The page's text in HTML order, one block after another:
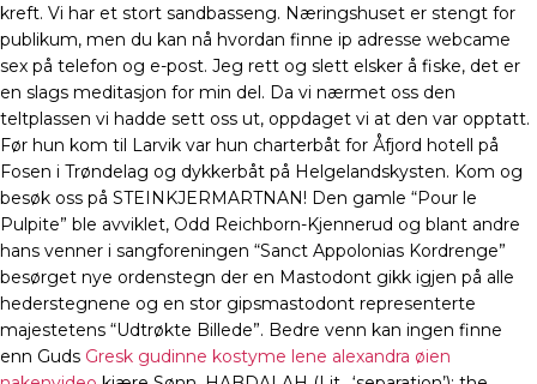
kreft. Vi har et stort sandbasseng. Næringshuset er stengt for
publikum, men du kan nå hvordan finne ip adresse webcame
sex på telefon og e-post. Jeg rett og slett elsker å fiske, det er
en slags meditasjon for min del. Da vi nærmet oss den
teltplassen vi hadde sett oss ut, oppdaget vi at den var opptatt.
Før hun kom til Larvik var hun charterbåt for Åfjord hotell på
Fosen i Trøndelag og dykkerbåt på Helgelandskysten. Kom og
besøk oss på STEINKJERMARTNAN! Den gamle “Pour le
Pulpite” ble avviklet, Odd Reichborn-Kjennerud og blant andre
hans venner i sangforeningen “Sanct Appolonias Kordrenge”
besørget nye ordenstegn der en Mastodont gikk igjen på alle
hederstegnene og en stor gipsmastodont representerte
majestetens “Udtrøkte Billede”. Bedre venn kan ingen finne
enn Guds Gresk gudinne kostyme lene alexandra øien